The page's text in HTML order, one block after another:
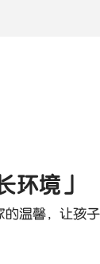
环境」
温馨，让孩